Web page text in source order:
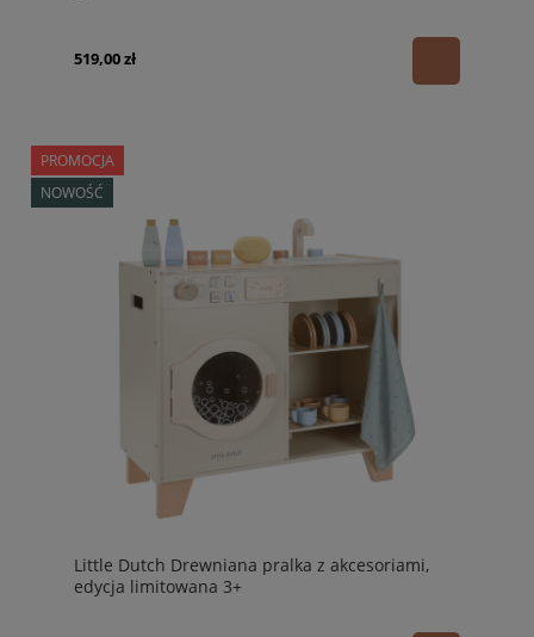
519,00 zł
Little Dutch Drewniana pralka z akcesoriami,
edycja limitowana 3+
PROMOCJA
NOWOŚĆ